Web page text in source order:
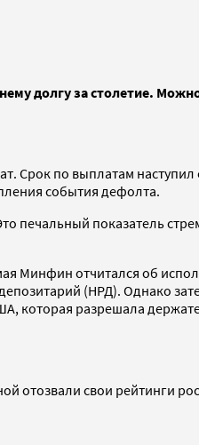
долгу за столетие.
Срок по выплатам наступил
события дефолта.
печальный показатель
Минфин отчитался об
(НРД). Однако
которая разрешала
отозвали свои рейтинги